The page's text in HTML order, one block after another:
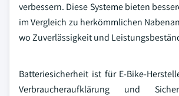
verbessern. Diese Systeme bieten
im Vergleich zu herkömmlichen
wo Zuverlässigkeit und
Batteriesicherheit ist für E-Bike-
Verbraucheraufklärung und